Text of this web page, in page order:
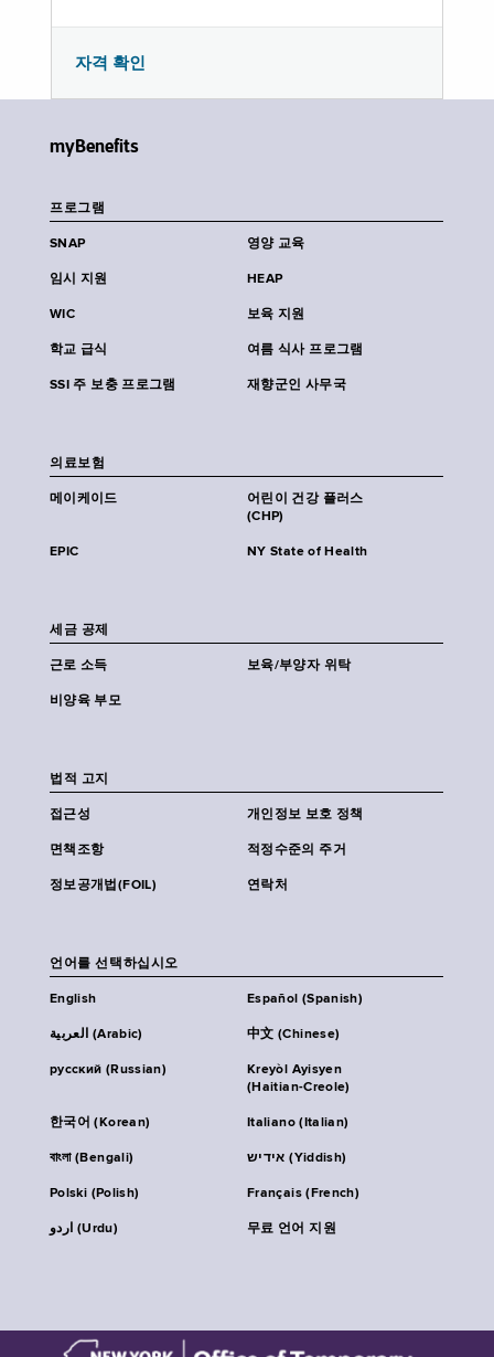
자격 확인
myBenefits
프로그램
SNAP 영양 교육
임시 지원 HEAP
WIC 보육 지원
학교 급식 여름 식사 프로그램
SSI 주 보충 프로그램 재향군인 사무국
의료보험
메이케이드
어린이 건강 플러스
(CHP)
EPIC NY State of Health
세금 공제
근로 소득 보육/부양자 위탁
비양육 부모
법적 고지
접근성 개인정보 보호 정책
면책조항 적정수준의 주거
정보공개법(FOIL) 연락처
언어를 선택하십시오
English Español (Spanish)
العربية (Arabic) 中文 (Chinese)
русский (Russian)
Kreyòl Ayisyen
(Haitian-Creole)
한국어 (Korean) Italiano (Italian)
বাংলা (Bengali) אידיש (Yiddish)
Polski (Polish) Français (French)
اردو (Urdu) 무료 언어 지원